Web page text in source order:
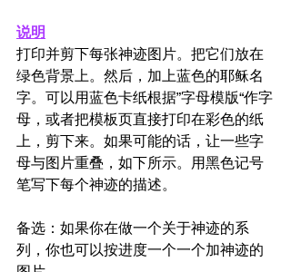
说明
打印并剪下每张神迹图片。把它们放在
绿色背景上。然后，加上蓝色的耶稣名
字。可以用蓝色卡纸根据”字母模版“作字
母，或者把模板页直接打印在彩色的纸
上，剪下来。如果可能的话，让一些字
母与图片重叠，如下所示。用黑色记号
笔写下每个神迹的描述。
备选：如果你在做一个关于神迹的系
列，你也可以按进度一个一个加神迹的